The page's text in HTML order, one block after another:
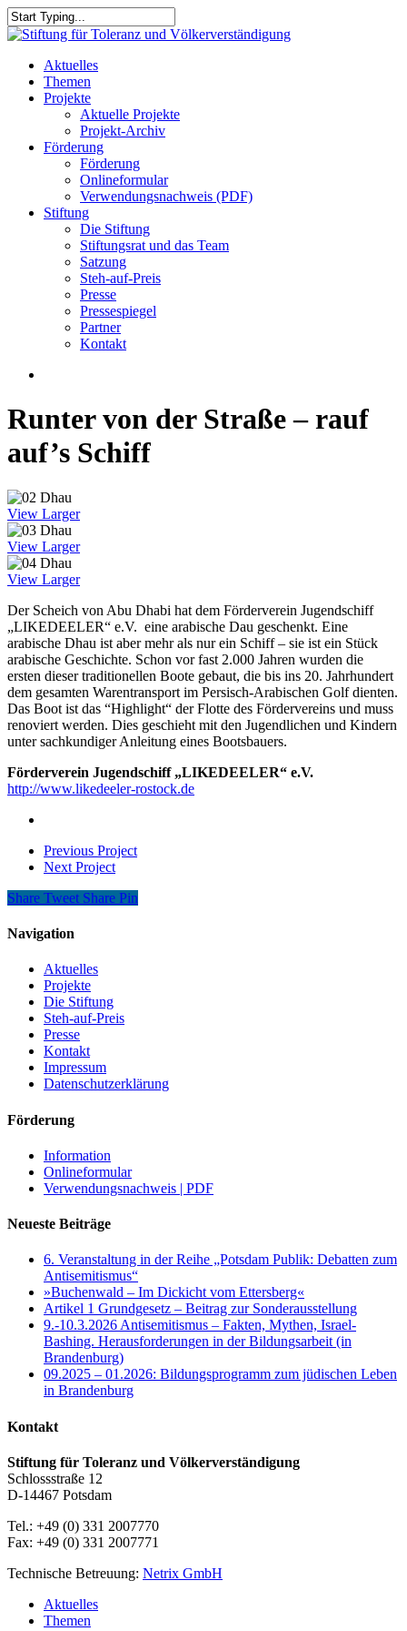
Skip
to
content
Close
search
Menu
Aktuelles
Themen
Projekte
Aktuelle Projekte
Projekt-Archiv
Förderung
Förderung
Onlineformular
Verwendungsnachweis (PDF)
Stiftung
Die Stiftung
Stiftungsrat und das Team
Satzung
Steh-auf-Preis
Presse
Pressespiegel
Partner
Kontakt
Runter von der Straße – rauf
auf’s Schiff
View Larger
View Larger
View Larger
Der Scheich von Abu Dhabi hat dem Förderverein Jugendschiff
„LIKEDEELER“ e.V. eine arabische Dau geschenkt. Eine
arabische Dhau ist aber mehr als nur ein Schiff – sie ist ein Stück
arabische Geschichte. Schon vor fast 2.000 Jahren wurden die
ersten dieser traditionellen Boote gebaut, die bis ins 20. Jahrhundert
dem gesamten Warentransport im Persisch-Arabischen Golf dienten.
Das Boot ist das “Highlight“ der Flotte des Fördervereins und muss
renoviert werden. Dies geschieht mit den Jugendlichen und Kindern
unter sachkundiger Anleitung eines Bootsbauers.
Förderverein Jugendschiff „LIKEDEELER“ e.V.
http://www.likedeeler-rostock.de
Previous Project
Next Project
Share Tweet Share Pin
Navigation
Aktuelles
Projekte
Die Stiftung
Steh-auf-Preis
Presse
Kontakt
Impressum
Datenschutzerklärung
Förderung
Information
Onlineformular
Verwendungsnachweis | PDF
Neueste Beiträge
6. Veranstaltung in der Reihe „Potsdam Publik: Debatten zum
Antisemitismus“
»Buchenwald – Im Dickicht vom Ettersberg«
Artikel 1 Grundgesetz – Beitrag zur Sonderausstellung
9.-10.3.2026 Antisemitismus – Fakten, Mythen, Israel-
Bashing. Herausforderungen in der Bildungsarbeit (in
Brandenburg)
09.2025 – 01.2026: Bildungsprogramm zum jüdischen Leben
in Brandenburg
Kontakt
Stiftung für Toleranz und Völkerverständigung
Schlossstraße 12
D-14467 Potsdam
Tel.: +49 (0) 331 2007770
Fax: +49 (0) 331 2007771
Technische Betreuung: Netrix GmbH
Close
Menu
Aktuelles
Themen